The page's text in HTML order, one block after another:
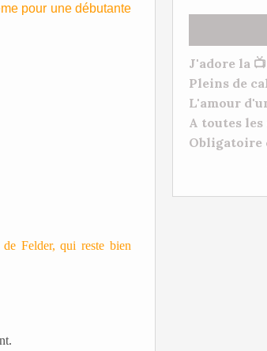
pour une débutante
Felder, qui reste bien